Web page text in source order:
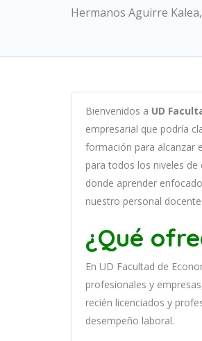
Hermanos Aguirre
Bienvenidos a UD
empresarial que podría
formación para alcanzar
para todos los niveles de
donde aprender enfocado
nuestro personal docente
¿Qué
En UD Facultad de
profesionales y empresas
recién licenciados y
desempeño laboral.